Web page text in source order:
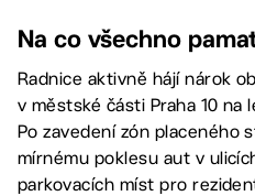
Na co všechno
Radnice aktivně hájí nárok
v městské části Praha 10
Po zavedení zón placeného
mírnému poklesu aut v
parkovacích míst pro